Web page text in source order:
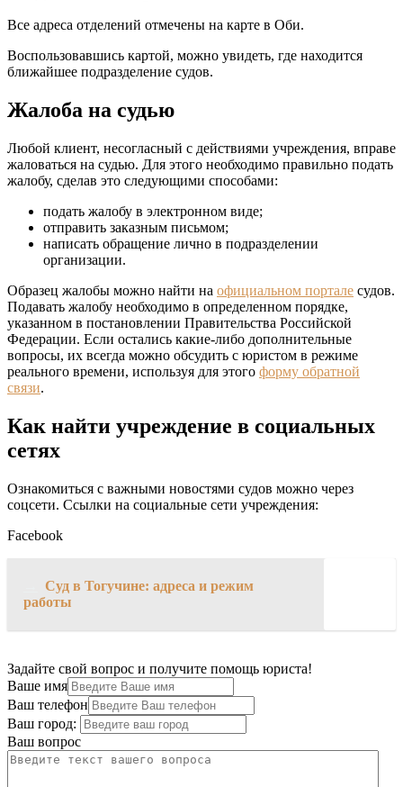
Все адреса отделений отмечены на карте в Оби.
Воспользовавшись картой, можно увидеть, где находится
ближайшее подразделение судов.
Жалоба на судью
Любой клиент, несогласный с действиями учреждения, вправе
жаловаться на судью. Для этого необходимо правильно подать
жалобу, сделав это следующими способами:
подать жалобу в электронном виде;
отправить заказным письмом;
написать обращение лично в подразделении
организации.
Образец жалобы можно найти на официальном портале судов.
Подавать жалобу необходимо в определенном порядке,
указанном в постановлении Правительства Российской
Федерации. Если остались какие-либо дополнительные
вопросы, их всегда можно обсудить с юристом в режиме
реального времени, используя для этого форму обратной
связи.
Как найти учреждение в социальных
сетях
Ознакомиться с важными новостями судов можно через
соцсети. Ссылки на социальные сети учреждения:
Facebook
Суд в Тогучине: адреса и режим
работы
Задайте свой вопрос и получите помощь юриста!
Ваше имя
Ваш телефон
Ваш город:
Ваш вопрос